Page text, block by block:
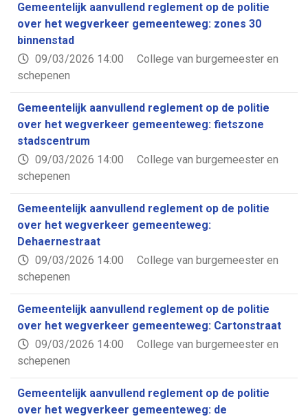
Gemeentelijk aanvullend reglement op de politie
over het wegverkeer gemeenteweg: zones 30
binnenstad
09/03/2026 14:00
College van burgemeester en
schepenen
Gemeentelijk aanvullend reglement op de politie
over het wegverkeer gemeenteweg: fietszone
stadscentrum
09/03/2026 14:00
College van burgemeester en
schepenen
Gemeentelijk aanvullend reglement op de politie
over het wegverkeer gemeenteweg:
Dehaernestraat
09/03/2026 14:00
College van burgemeester en
schepenen
Gemeentelijk aanvullend reglement op de politie
over het wegverkeer gemeenteweg: Cartonstraat
09/03/2026 14:00
College van burgemeester en
schepenen
Gemeentelijk aanvullend reglement op de politie
over het wegverkeer gemeenteweg: de